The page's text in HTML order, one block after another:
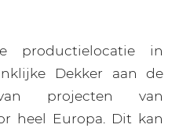
productielocatie in
Dekker aan de
projecten van
heel Europa. Dit kan